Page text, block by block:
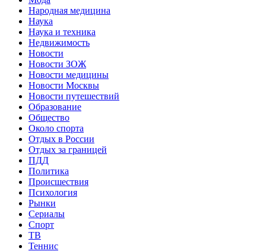
Народная медицина
Наука
Наука и техника
Недвижимость
Новости
Новости ЗОЖ
Новости медицины
Новости Москвы
Новости путешествий
Образование
Общество
Около спорта
Отдых в России
Отдых за границей
ПДД
Политика
Происшествия
Психология
Рынки
Сериалы
Спорт
ТВ
Теннис